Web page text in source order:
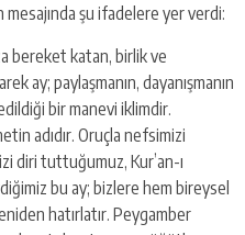
mesajında şu ifadelere yer verdi:
bereket katan, birlik ve
ay; paylaşmanın, dayanışmanın
bir manevi iklimdir.
adıdır. Oruçla nefsimizi
diri tuttuğumuz, Kur’an-ı
bu ay; bizlere hem bireysel
hatırlatır. Peygamber